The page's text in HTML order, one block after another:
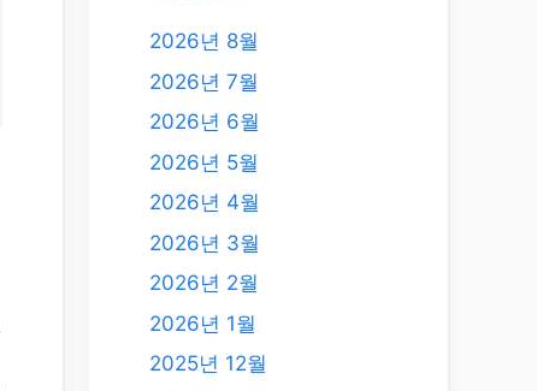
2026년 8월
2026년 7월
2026년 6월
2026년 5월
2026년 4월
2026년 3월
2026년 2월
2026년 1월
2025년 12월